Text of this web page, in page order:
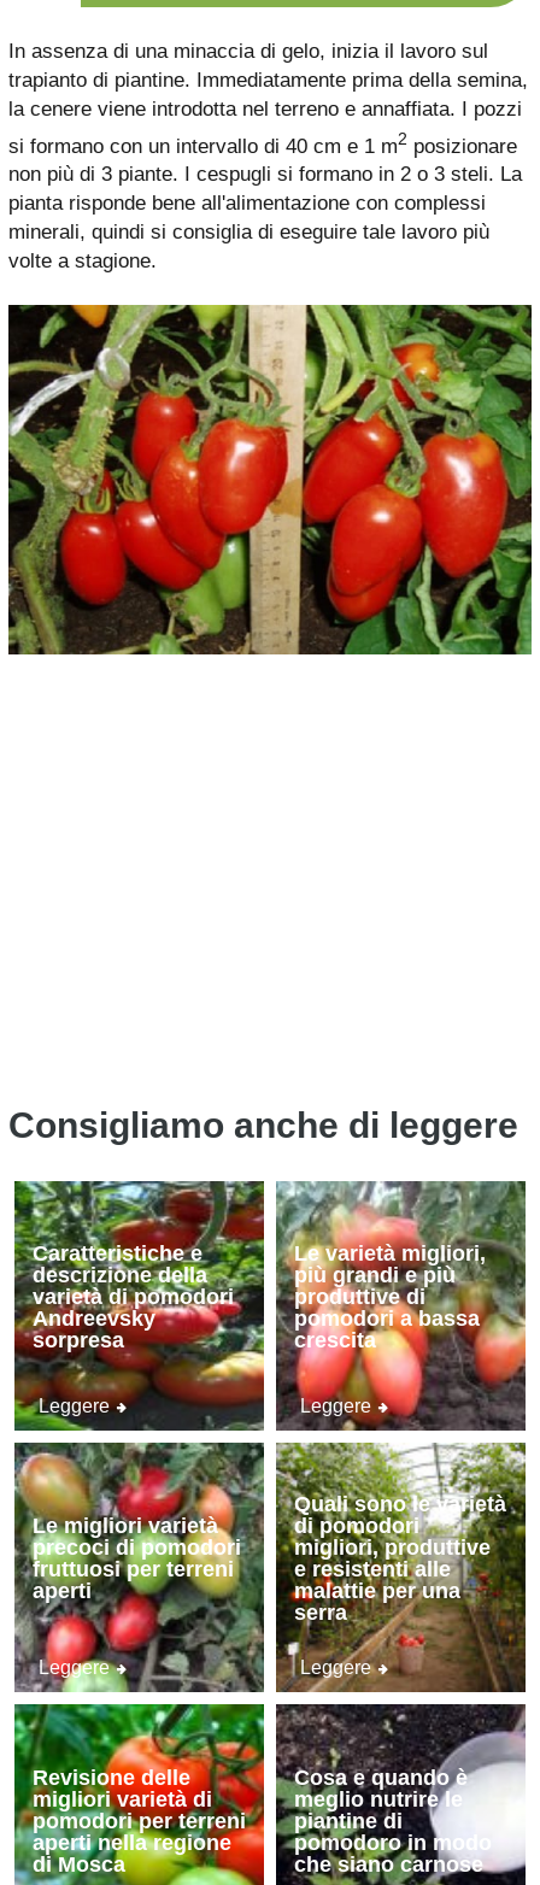
In assenza di una minaccia di gelo, inizia il lavoro sul
trapianto di piantine. Immediatamente prima della semina,
la cenere viene introdotta nel terreno e annaffiata. I pozzi
si formano con un intervallo di 40 cm e 1 m2 posizionare
non più di 3 piante. I cespugli si formano in 2 o 3 steli. La
pianta risponde bene all'alimentazione con complessi
minerali, quindi si consiglia di eseguire tale lavoro più
volte a stagione.
Consigliamo anche di leggere
Caratteristiche e
descrizione della
varietà di pomodori
Andreevsky
sorpresa
Leggere
Le varietà migliori,
più grandi e più
produttive di
pomodori a bassa
crescita
Leggere
Le migliori varietà
precoci di pomodori
fruttuosi per terreni
aperti
Leggere
Quali sono le varietà
di pomodori
migliori, produttive
e resistenti alle
malattie per una
serra
Leggere
Revisione delle
migliori varietà di
pomodori per terreni
aperti nella regione
di Mosca
Cosa e quando è
meglio nutrire le
piantine di
pomodoro in modo
che siano carnose